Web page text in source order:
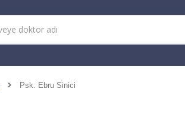
Psk. Ebru Sinici